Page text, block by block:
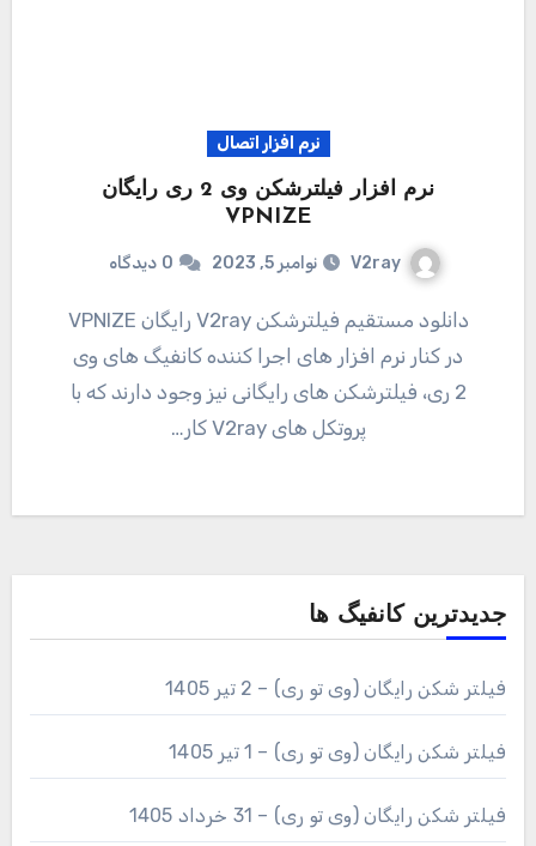
نرم افزار اتصال
نرم افزار فیلترشکن وی 2 ری رایگان
VPNIZE
V2ray نوامبر 5, 2023 0 دیدگاه
دانلود مستقیم فیلترشکن V2ray رایگان VPNIZE
در کنار نرم افزار های اجرا کننده کانفیگ های وی
2 ری، فیلترشکن های رایگانی نیز وجود دارند که با
پروتکل های V2ray کار…
جدیدترین کانفیگ ها
فیلتر شکن رایگان (وی تو ری) – 2 تیر 1405
فیلتر شکن رایگان (وی تو ری) – 1 تیر 1405
فیلتر شکن رایگان (وی تو ری) – 31 خرداد 1405